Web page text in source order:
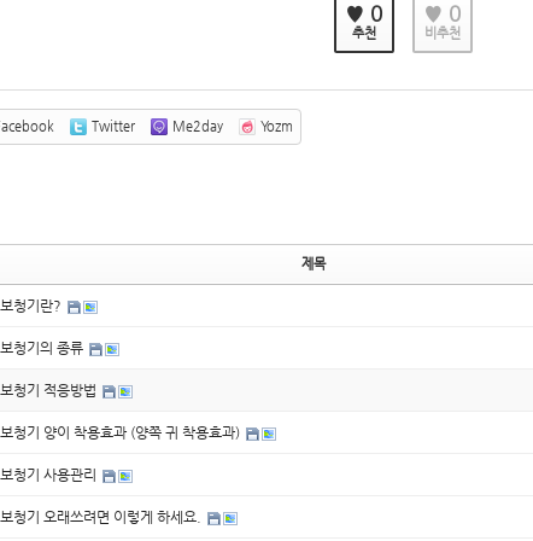
♥ 0
추천
♥ 0
비추천
Twitter Me2day Yozm
제목
보청기란?
보청기의 종류
보청기 적응방법
보청기 양이 착용효과 (양쪽 귀 착용효과)
보청기 사용관리
보청기 오래쓰려면 이렇게 하세요.